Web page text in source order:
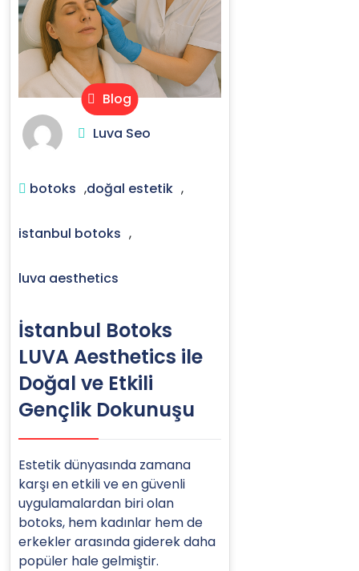
Blog
Luva Seo
botoks ,doğal estetik ,
istanbul botoks ,
luva aesthetics
İstanbul Botoks
LUVA Aesthetics ile
Doğal ve Etkili
Gençlik Dokunuşu
Estetik dünyasında zamana
karşı en etkili ve en güvenli
uygulamalardan biri olan
botoks, hem kadınlar hem de
erkekler arasında giderek daha
popüler hale gelmiştir.